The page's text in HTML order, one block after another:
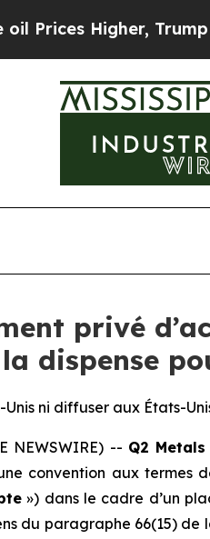
Trump Gave
privé
dispense
ni diffuser aux États-
NEWSWIRE) -- Q2 Metals
convention aux
») dans le cadre d’un
du paragraphe 66(15) de